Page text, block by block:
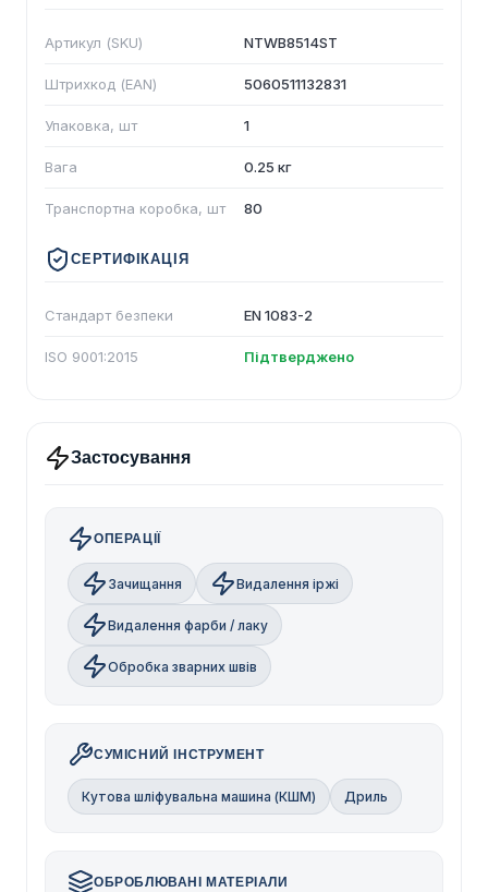
Артикул (SKU) NTWB8514ST
Штрихкод (EAN) 5060511132831
Упаковка, шт 1
Вага 0.25 кг
Транспортна коробка, шт 80
СЕРТИФІКАЦІЯ
Стандарт безпеки EN 1083-2
ISO 9001:2015 Підтверджено
Застосування
ОПЕРАЦІЇ
Зачищання Видалення іржі
Видалення фарби / лаку
Обробка зварних швів
СУМІСНИЙ ІНСТРУМЕНТ
Кутова шліфувальна машина (КШМ) Дриль
ОБРОБЛЮВАНІ МАТЕРІАЛИ